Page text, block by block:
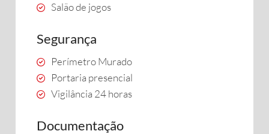
Salão de jogos
Segurança
Perímetro Murado
Portaria presencial
Vigilância 24 horas
Documentação